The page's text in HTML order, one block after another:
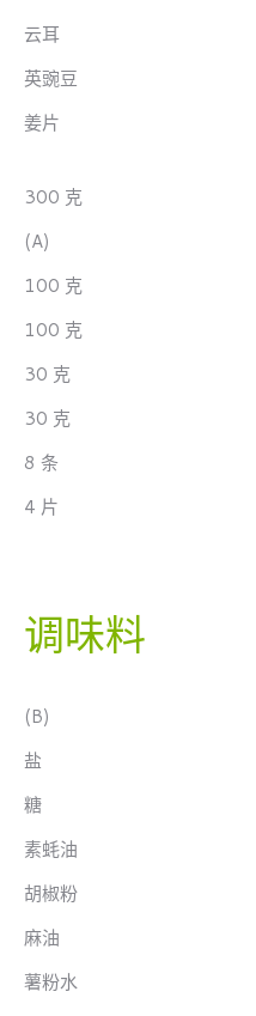
云耳
英豌豆
姜片
300 克
(A)
100 克
100 克
30 克
30 克
8 条
4 片
调味料
(B)
盐
糖
素蚝油
胡椒粉
麻油
薯粉水